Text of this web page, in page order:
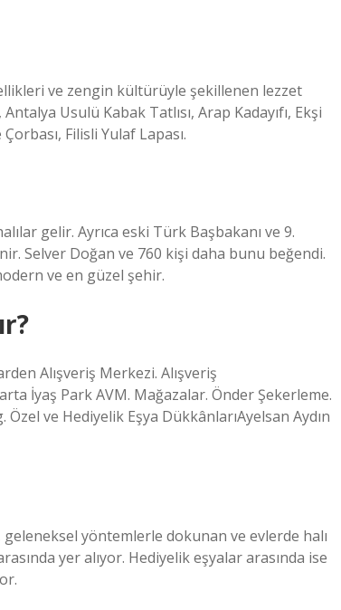
ve zengin kültürüyle şekillenen lezzet
Usulü Kabak Tatlısı, Arap Kadayıfı, Ekşi
Filisli Yulaf Lapası.
gelir. Ayrıca eski Türk Başbakanı ve 9.
Selver Doğan ve 760 kişi daha bunu beğendi.
ve en güzel şehir.
Alışveriş Merkezi. Alışveriş
İyaş Park AVM. Mağazalar. Önder Şekerleme.
ve Hediyelik Eşya DükkânlarıAyelsan Aydın
geleneksel yöntemlerle dokunan ve evlerde halı
yer alıyor. Hediyelik eşyalar arasında ise